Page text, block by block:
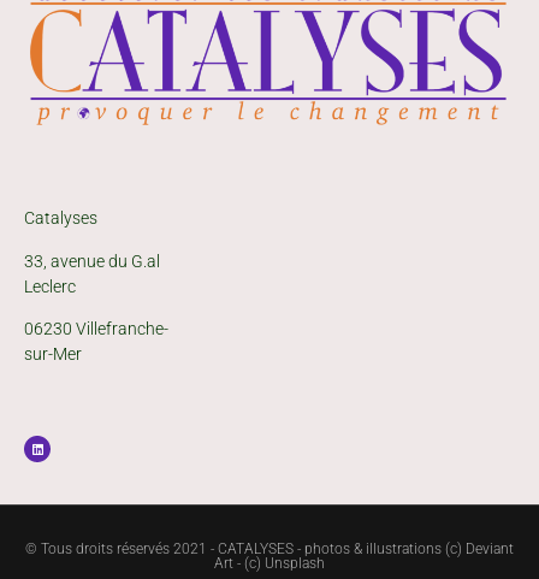
Catalyses
33, avenue du G.al
Leclerc
06230 Villefranche-
sur-Mer
© Tous droits réservés 2021 - CATALYSES - photos & illustrations (c) Deviant
Art - (c) Unsplash